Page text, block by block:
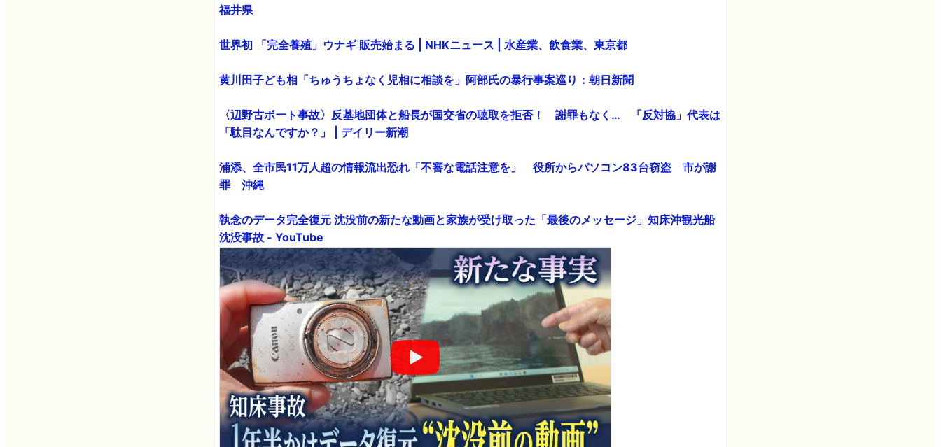
福井県
世界初 「完全養殖」ウナギ 販売始まる | NHKニュース | 水産業、飲食業、東京都
黄川田子ども相「ちゅうちょなく児相に相談を」阿部氏の暴行事案巡り：朝日新聞
〈辺野古ボート事故〉反基地団体と船長が国交省の聴取を拒否！ 謝罪もなく… 「反対協」代表は
「駄目なんですか？」 | デイリー新潮
浦添、全市民11万人超の情報流出恐れ「不審な電話注意を」 役所からパソコン83台窃盗 市が謝
罪 沖縄
執念のデータ完全復元 沈没前の新たな動画と家族が受け取った「最後のメッセージ」知床沖観光船
沈没事故 - YouTube